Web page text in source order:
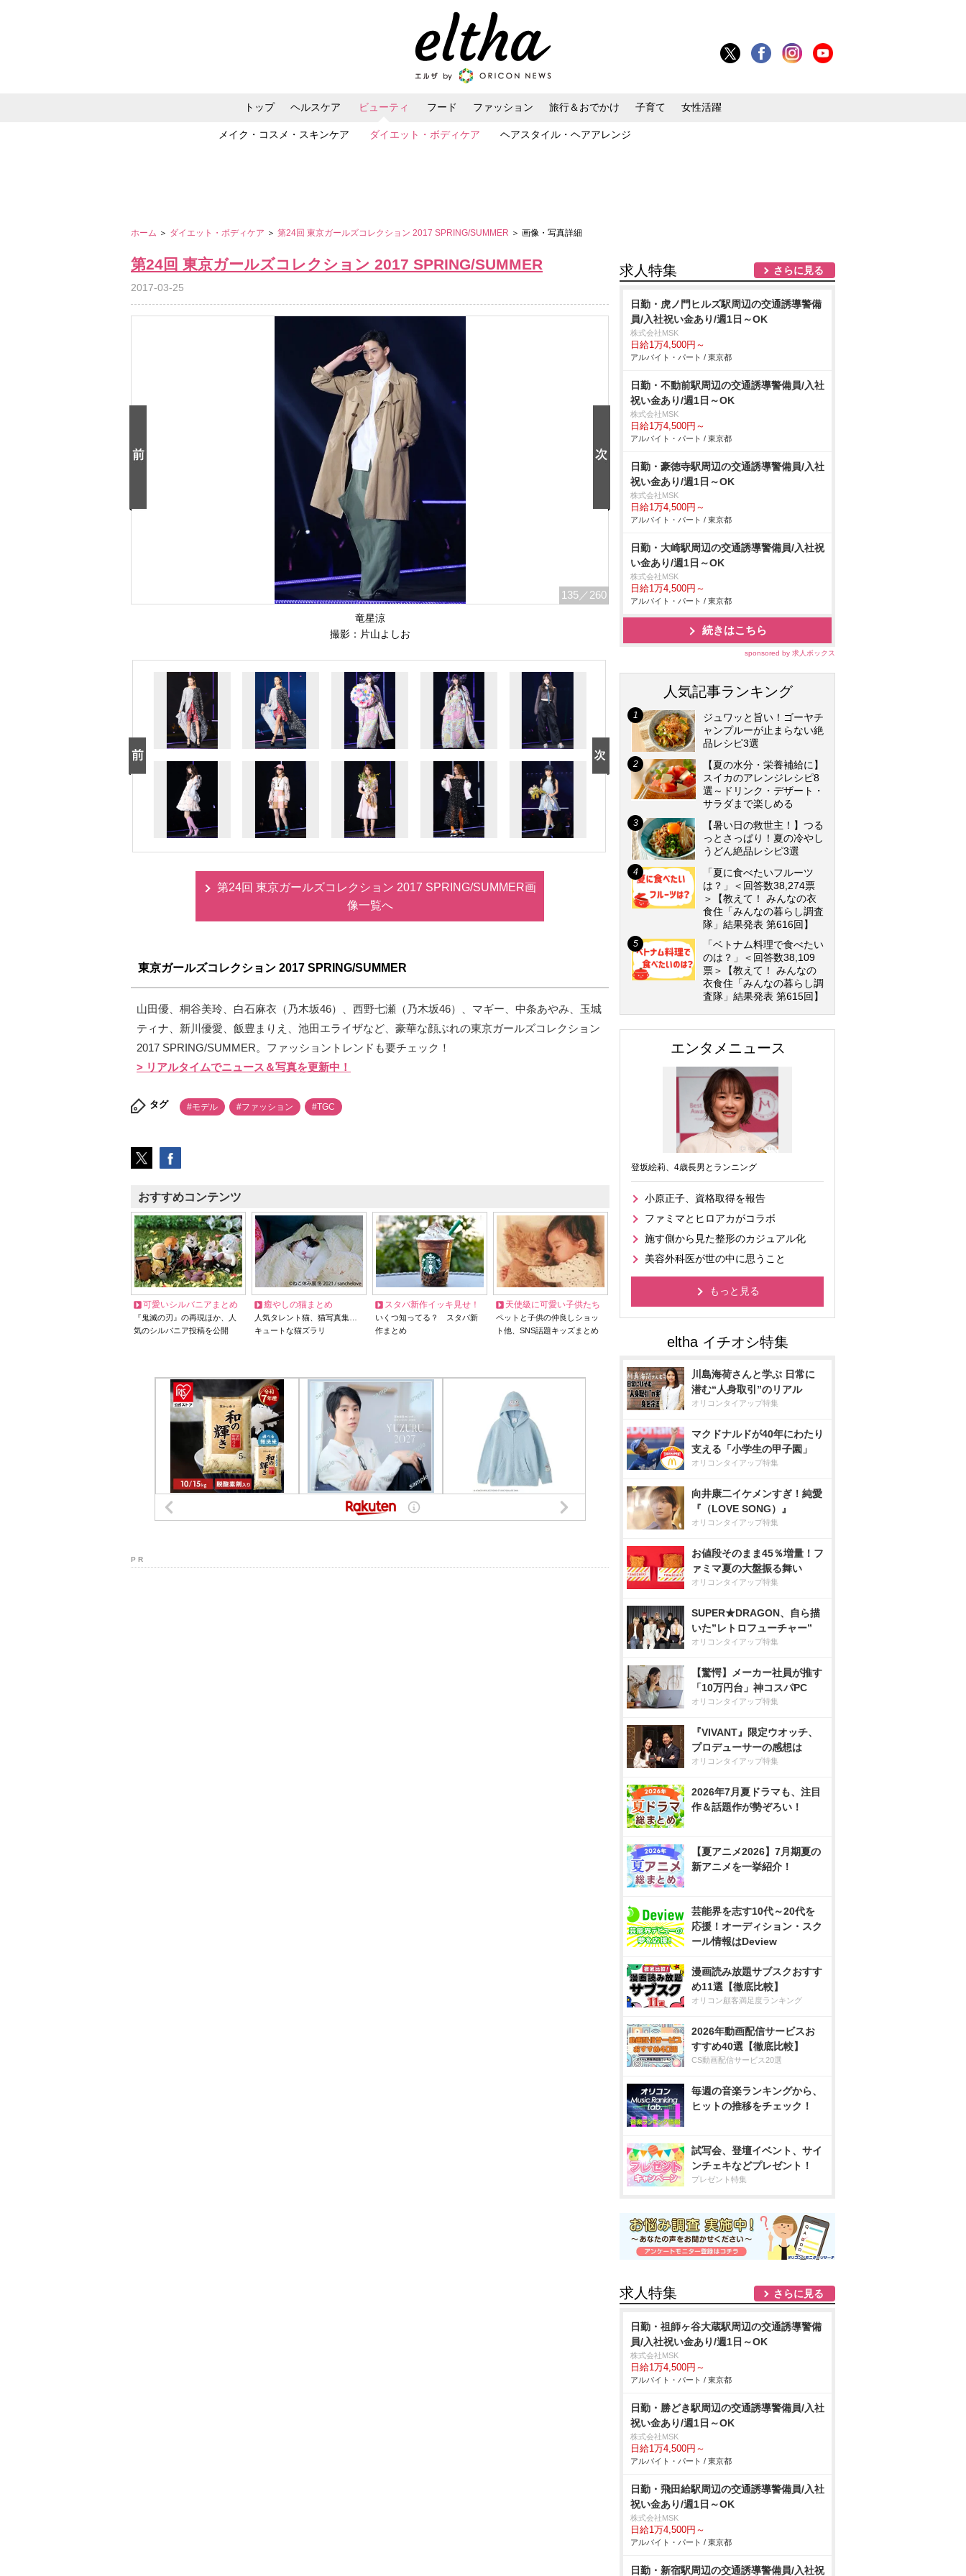
トップ ヘルスケア ビューティ
メイク・コスメ・スキンケア ダイエット・ボディケア ヘアスタイル・ヘアアレンジ
フード ファッション 旅行＆おでかけ 子育て 女性活躍
ホーム ＞ ダイエット・ボディケア ＞ 第24回 東京ガールズコレクション 2017 SPRING/SUMMER ＞ 画像・写真詳細
第24回 東京ガールズコレクション 2017 SPRING/SUMMER
2017-03-25
135 ／260
竜星涼
撮影：片山よしお
第24回 東京ガールズコレクション 2017 SPRING/SUMMER画
像一覧へ
東京ガールズコレクション 2017 SPRING/SUMMER
山田優、桐谷美玲、白石麻衣（乃木坂46）、西野七瀬（乃木坂46）、マギー、中条あやみ、玉城
ティナ、新川優愛、飯豊まりえ、池田エライザなど、豪華な顔ぶれの東京ガールズコレクション
2017 SPRING/SUMMER。ファッショントレンドも要チェック！
> リアルタイムでニュース＆写真を更新中！
タグ #モデル #ファッション #TGC
おすすめコンテンツ
可愛いシルバニアまとめ
『鬼滅の刃』の再現ほか、人
気のシルバニア投稿を公開
癒やしの猫まとめ
人気タレント猫、猫写真集…
キュートな猫ズラリ
スタバ新作イッキ見せ！
いくつ知ってる？ スタバ新
作まとめ
天使級に可愛い子供たち
ペットと子供の仲良しショッ
ト他、SNS話題キッズまとめ
P R
求人特集 さらに見る
日勤・虎ノ門ヒルズ駅周辺の交通誘導警備
員/入社祝い金あり/週1日～OK
株式会社MSK
日給1万4,500円～
アルバイト・パート / 東京都
日勤・不動前駅周辺の交通誘導警備員/入社
祝い金あり/週1日～OK
株式会社MSK
日給1万4,500円～
アルバイト・パート / 東京都
日勤・豪徳寺駅周辺の交通誘導警備員/入社
祝い金あり/週1日～OK
株式会社MSK
日給1万4,500円～
アルバイト・パート / 東京都
日勤・大崎駅周辺の交通誘導警備員/入社祝
い金あり/週1日～OK
株式会社MSK
日給1万4,500円～
アルバイト・パート / 東京都
続きはこちら
sponsored by 求人ボックス
人気記事ランキング
ジュワッと旨い！ゴーヤチ
ャンプルーが止まらない絶
品レシピ3選
【夏の水分・栄養補給に】
スイカのアレンジレシピ8
選～ドリンク・デザート・
サラダまで楽しめる
【暑い日の救世主！】つる
っとさっぱり！夏の冷やし
うどん絶品レシピ3選
「夏に食べたいフルーツ
は？」＜回答数38,274票
＞【教えて！ みんなの衣
食住「みんなの暮らし調査
隊」結果発表 第616回】
「ベトナム料理で食べたい
のは？」＜回答数38,109
票＞【教えて！ みんなの
衣食住「みんなの暮らし調
査隊」結果発表 第615回】
エンタメニュース
登坂絵莉、4歳長男とランニング
小原正子、資格取得を報告
ファミマとヒロアカがコラボ
施す側から見た整形のカジュアル化
美容外科医が世の中に思うこと
もっと見る
川島海荷さんと学ぶ 日常に
潜む“人身取引”のリアル
オリコンタイアップ特集
マクドナルドが40年にわたり
支える「小学生の甲子園」
オリコンタイアップ特集
向井康二イケメンすぎ！純愛
『（LOVE SONG）』
オリコンタイアップ特集
お値段そのまま45％増量！フ
ァミマ夏の大盤振る舞い
オリコンタイアップ特集
SUPER★DRAGON、自ら描
いた”レトロフューチャー”
オリコンタイアップ特集
【驚愕】メーカー社員が推す
「10万円台」神コスパPC
オリコンタイアップ特集
『VIVANT』限定ウオッチ、
プロデューサーの感想は
オリコンタイアップ特集
2026年7月夏ドラマも、注目
作＆話題作が勢ぞろい！
【夏アニメ2026】7月期夏の
新アニメを一挙紹介！
芸能界を志す10代～20代を
応援！オーディション・スク
ール情報はDeview
漫画読み放題サブスクおすす
め11選【徹底比較】
オリコン顧客満足度ランキング
2026年動画配信サービスお
すすめ40選【徹底比較】
CS動画配信サービス20選
毎週の音楽ランキングから、
ヒットの推移をチェック！
試写会、登壇イベント、サイ
ンチェキなどプレゼント！
プレゼント特集
求人特集 さらに見る
日勤・祖師ヶ谷大蔵駅周辺の交通誘導警備
員/入社祝い金あり/週1日～OK
株式会社MSK
日給1万4,500円～
アルバイト・パート / 東京都
日勤・勝どき駅周辺の交通誘導警備員/入社
祝い金あり/週1日～OK
株式会社MSK
日給1万4,500円～
アルバイト・パート / 東京都
日勤・飛田給駅周辺の交通誘導警備員/入社
祝い金あり/週1日～OK
株式会社MSK
日給1万4,500円～
アルバイト・パート / 東京都
日勤・新宿駅周辺の交通誘導警備員/入社祝